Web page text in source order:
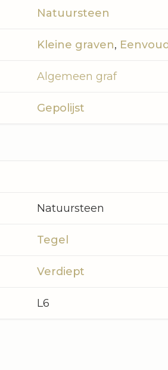
Natuursteen
Kleine graven,
Algemeen graf
Gepolijst
Natuursteen
Tegel
Verdiept
L6